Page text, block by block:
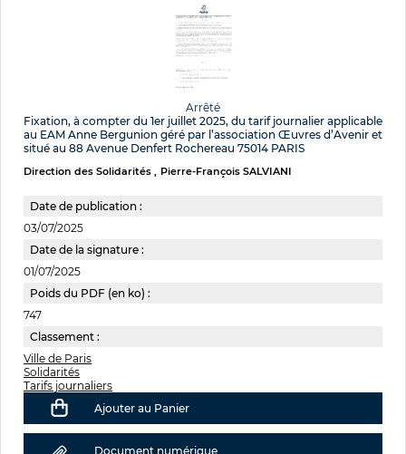
Arrêté
Fixation, à compter du 1er juillet 2025, du tarif journalier applicable
au EAM Anne Bergunion géré par l’association Œuvres d’Avenir et
situé au 88 Avenue Denfert Rochereau 75014 PARIS
Direction des Solidarités Pierre-François SALVIANI
Date de publication :
03/07/2025
Date de la signature :
01/07/2025
Poids du PDF (en ko) :
747
Classement :
Ville de Paris
Solidarités
Tarifs journaliers
Ajouter au Panier
Document numérique